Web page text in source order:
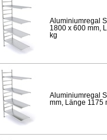
Aluminiumregal
1800 x 600 mm,
kg
Aluminiumregal
mm, Länge 1175